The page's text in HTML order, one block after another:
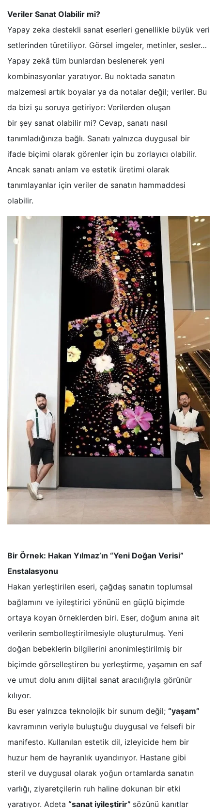
Veriler Sanat Olabilir mi?
Yapay zeka destekli sanat eserleri genellikle büyük veri
setlerinden türetiliyor. Görsel imgeler, metinler, sesler…
Yapay zekâ tüm bunlardan beslenerek yeni
kombinasyonlar yaratıyor. Bu noktada sanatın
malzemesi artık boyalar ya da notalar değil; veriler. Bu
da bizi şu soruya getiriyor: Verilerden oluşan
bir şey sanat olabilir mi? Cevap, sanatı nasıl
tanımladığınıza bağlı. Sanatı yalnızca duygusal bir
ifade biçimi olarak görenler için bu zorlayıcı olabilir.
Ancak sanatı anlam ve estetik üretimi olarak
tanımlayanlar için veriler de sanatın hammaddesi
olabilir.
Bir Örnek: Hakan Yılmaz’ın “Yeni Doğan Verisi”
Enstalasyonu
Hakan yerleştirilen eseri, çağdaş sanatın toplumsal
bağlamını ve iyileştirici yönünü en güçlü biçimde
ortaya koyan örneklerden biri. Eser, doğum anına ait
verilerin sembolleştirilmesiyle oluşturulmuş. Yeni
doğan bebeklerin bilgilerini anonimleştirilmiş bir
biçimde görselleştiren bu yerleştirme, yaşamın en saf
ve umut dolu anını dijital sanat aracılığıyla görünür
kılıyor.
Bu eser yalnızca teknolojik bir sunum değil; “yaşam”
kavramının veriyle buluştuğu duygusal ve felsefi bir
manifesto. Kullanılan estetik dil, izleyicide hem bir
huzur hem de hayranlık uyandırıyor. Hastane gibi
steril ve duygusal olarak yoğun ortamlarda sanatın
varlığı, ziyaretçilerin ruh haline dokunan bir etki
yaratıyor. Adeta “sanat iyileştirir” sözünü kanıtlar